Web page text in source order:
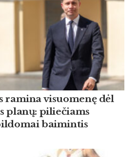
ramina visuomenę dėl
planų: piliečiams
baimintis